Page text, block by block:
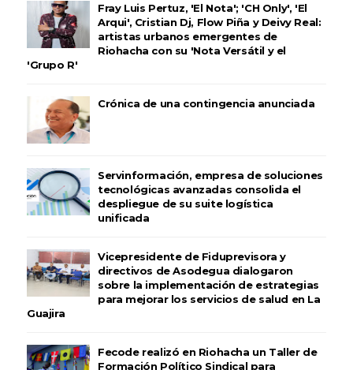
Fray Luis Pertuz, 'El Nota'; 'CH Only', 'El
Arqui', Cristian Dj, Flow Piña y Deivy Real:
artistas urbanos emergentes de
Riohacha con su 'Nota Versátil y el
'Grupo R'
Crónica de una contingencia anunciada
Servinformación, empresa de soluciones
tecnológicas avanzadas consolida el
despliegue de su suite logística
unificada
Vicepresidente de Fiduprevisora y
directivos de Asodegua dialogaron
sobre la implementación de estrategias
para mejorar los servicios de salud en La
Guajira
Fecode realizó en Riohacha un Taller de
Formación Político Sindical para